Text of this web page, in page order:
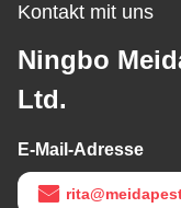
Kontakt mit uns
Ningbo
Ltd.
E-Mail-Adresse